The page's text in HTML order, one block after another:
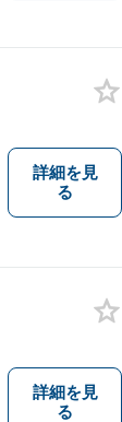
詳細を見
る
詳細を見
る